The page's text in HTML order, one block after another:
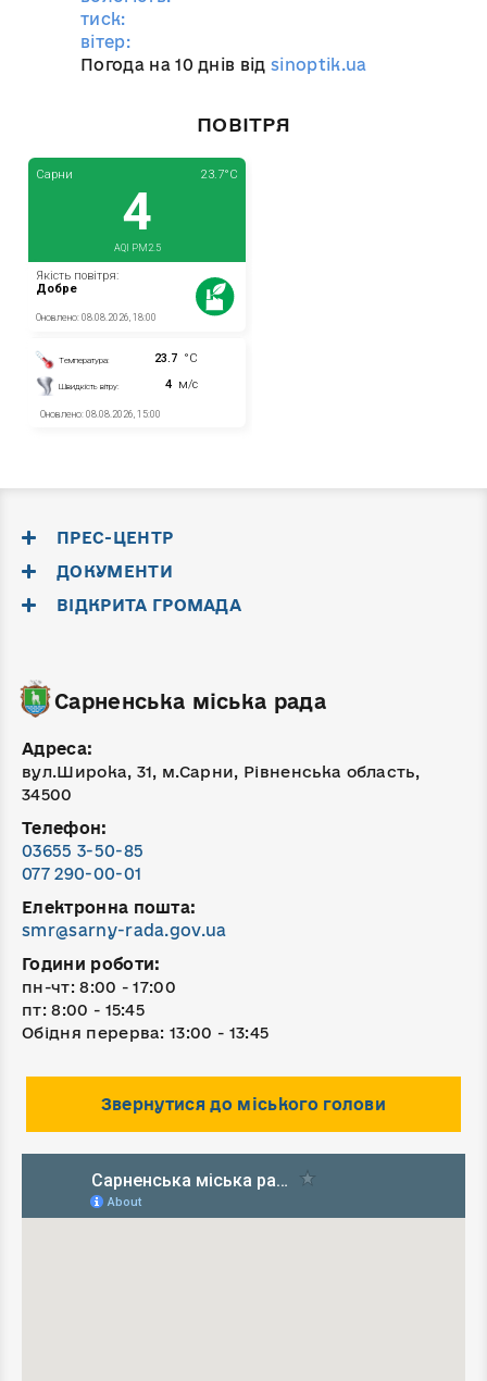
тиск:
вітер:
Погода на 10 днів відsinoptik.ua
ПОВІТРЯ
ПРЕС-ЦЕНТР
ДОКУМЕНТИ
ВІДКРИТА ГРОМАДА
Сарненська міська рада
Адреса:
вул.Широка, 31, м.Сарни, Рівненська область,
34500
Телефон:
03655 3-50-85
077 290-00-01
Електронна пошта:
smr@sarny-rada.gov.ua
Години роботи:
пн-чт: 8:00 - 17:00
пт: 8:00 - 15:45
Обідня перерва: 13:00 - 13:45
Звернутися до міського голови